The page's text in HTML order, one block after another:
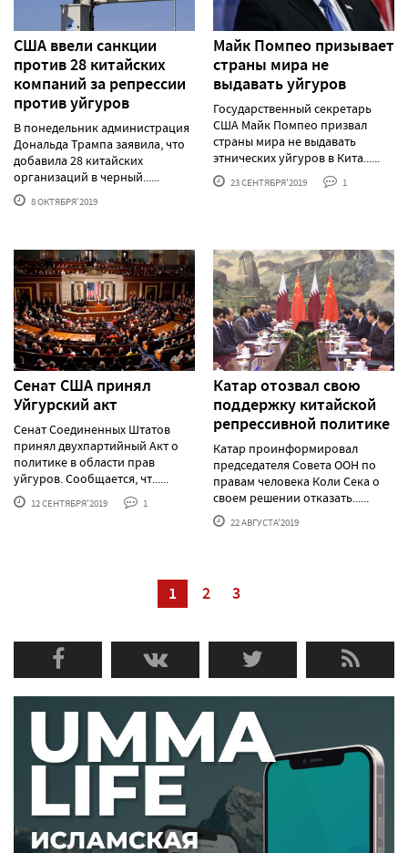
США ввели санкции
против 28 китайских
компаний за репрессии
против уйгуров
В понедельник администрация
Дональда Трампа заявила, что
добавила 28 китайских
организаций в черный......
8 ОКТЯБРЯ'2019
Майк Помпео призывает
страны мира не
выдавать уйгуров
Государственный секретарь
США Майк Помпео призвал
страны мира не выдавать
этнических уйгуров в Кита......
23 СЕНТЯБРЯ'2019 1
Сенат США принял
Уйгурский акт
Сенат Соединенных Штатов
принял двухпартийный Акт о
политике в области прав
уйгуров. Сообщается, чт......
12 СЕНТЯБРЯ'2019 1
Катар отозвал свою
поддержку китайской
репрессивной политике
Катар проинформировал
председателя Совета ООН по
правам человека Коли Сека о
своем решении отказать......
22 АВГУСТА'2019
1 2 3